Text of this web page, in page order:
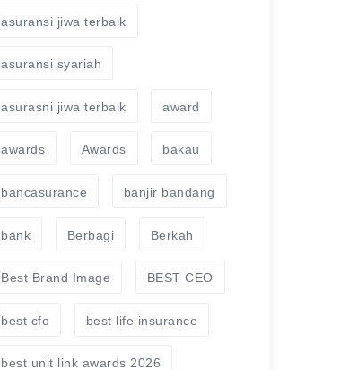
asuransi jiwa terbaik
asuransi syariah
asurasni jiwa terbaik award
awards Awards bakau
bancasurance banjir bandang
bank Berbagi Berkah
Best Brand Image BEST CEO
best cfo best life insurance
best unit link awards 2026